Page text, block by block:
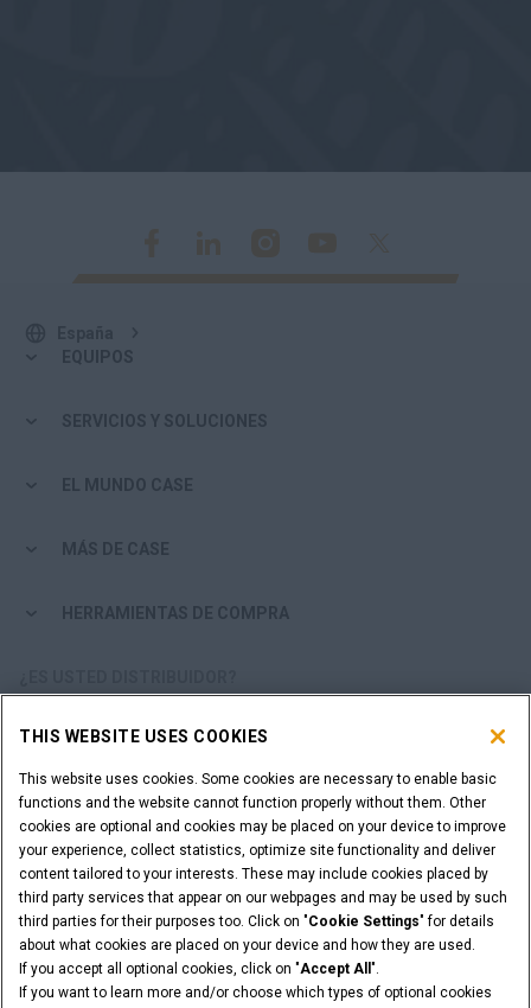
EQUIPOS
SERVICIOS Y SOLUCIONES
EL MUNDO CASE
MÁS DE CASE
HERRAMIENTAS DE COMPRA
ACCESO DISTRIBUIDORES
¿QUIERE SER UN DISTRIBUIDOR?
ENVÍE SU SOLICITUD
Advertencia Legal
Términos y condiciones
Aviso de privacidad
Cookie Settings
THIS WEBSITE USES COOKIES
This website uses cookies. Some cookies are necessary to enable basic
functions and the website cannot function properly without them. Other
cookies are optional and cookies may be placed on your device to improve
your experience, collect statistics, optimize site functionality and deliver
content tailored to your interests. These may include cookies placed by
third party services that appear on our webpages and may be used by such
third parties for their purposes too. Click on "Cookie Settings" for details
about what cookies are placed on your device and how they are used.
If you accept all optional cookies, click on "Accept All ".
If you want to learn more and/or choose which types of optional cookies